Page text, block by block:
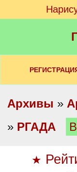
Архивы »
» РГАДА
★